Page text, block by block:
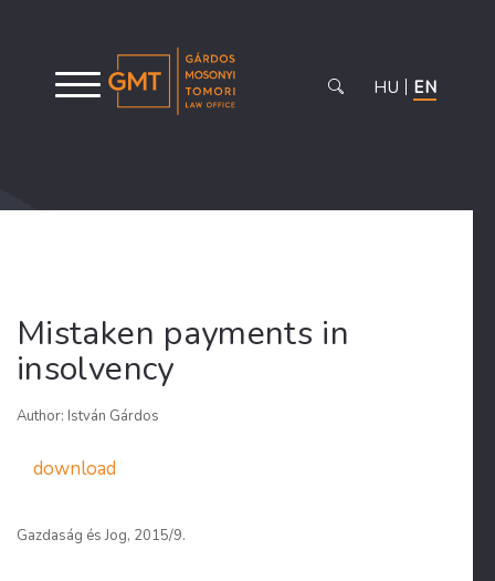
HU EN
Mistaken payments in
insolvency
Author: István Gárdos
download
Gazdaság és Jog, 2015/9.